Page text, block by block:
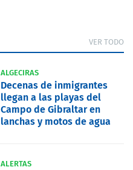
VER TODO
ALGECIRAS
Decenas de inmigrantes
llegan a las playas del
Campo de Gibraltar en
lanchas y motos de agua
ALERTAS